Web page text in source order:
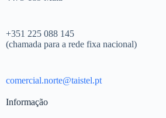
+351 225 088 145
(chamada para a rede fixa nacional)
comercial.norte@taistel.pt
Informação